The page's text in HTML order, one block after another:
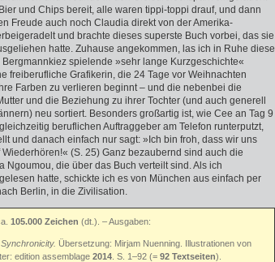
und Chips bereit, alle waren tippi-toppi drauf, und dann
Freude auch noch Claudia direkt von der Amerika-
und brachte dieses superste Buch vorbei, das sie
hatte. Zuhause angekommen, las ich in Ruhe diese
spielende »sehr lange Kurzgeschichte«
freiberufliche Grafikerin, die 24 Tage vor Weihnachten
Farben zu verlieren beginnt – und die nebenbei die
und die Beziehung zu ihrer Tochter (und auch generell
neu sortiert. Besonders großartig ist, wie Cee an Tag 9
beruflichen Auftraggeber am Telefon runterputzt,
und danach einfach nur sagt: »Ich bin froh, dass wir uns
(S. 25) Ganz bezaubernd sind auch die
Ngoumou, die über das Buch verteilt sind. Als ich
hatte, schickte ich es von München aus einfach per
Berlin, in die Zivilisation.
105.000 Zeichen (dt.) . – Ausgaben:
Synchronicity. Übersetzung: Mirjam Nuenning. Illustrationen von
edition assemblage 2014 . S. 1–92 (= 92 Textseiten).